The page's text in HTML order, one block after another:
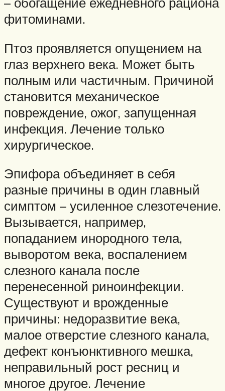
фитоминами.
Птоз проявляется опущением на
глаз верхнего века. Может быть
полным или частичным. Причиной
становится механическое
повреждение, ожог, запущенная
инфекция. Лечение только
хирургическое.
Эпифора объединяет в себя
разные причины в один главный
симптом – усиленное слезотечение.
Вызывается, например,
попаданием инородного тела,
выворотом века, воспалением
слезного канала после
перенесенной риноинфекции.
Существуют и врожденные
причины: недоразвитие века,
малое отверстие слезного канала,
дефект конъюнктивного мешка,
неправильный рост ресниц и
многое другое. Лечение